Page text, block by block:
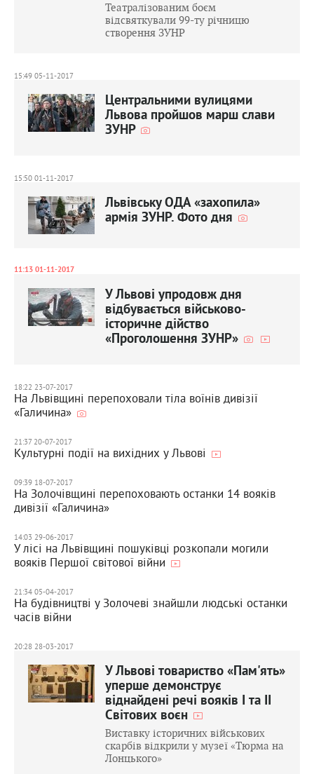
Театралізованим боєм
відсвяткували 99-ту річницю
створення ЗУНР
15:49 05-11-2017
Центральними вулицями
Львова пройшов марш слави
ЗУНР
15:50 01-11-2017
Львівську ОДА «захопила»
армія ЗУНР. Фото дня
11:13 01-11-2017
У Львові упродовж дня
відбувається військово-
історичне дійство
«Проголошення ЗУНР»
18:22 23-07-2017
На Львівщині перепоховали тіла воїнів дивізії
«Галичина»
21:37 20-07-2017
Культурні події на вихідних у Львові
09:39 18-07-2017
На Золочівщині перепоховають останки 14 вояків
дивізії «Галичина»
14:03 29-06-2017
У лісі на Львівщині пошуківці розкопали могили
вояків Першої світової війни
21:34 05-04-2017
На будівництві у Золочеві знайшли людські останки
часів війни
20:28 28-03-2017
У Львові товариство «Пам'ять»
уперше демонструє
віднайдені речі вояків І та ІІ
Світових воєн
Виставку історичних військових
скарбів відкрили у музеї «Тюрма на
Лонцького»